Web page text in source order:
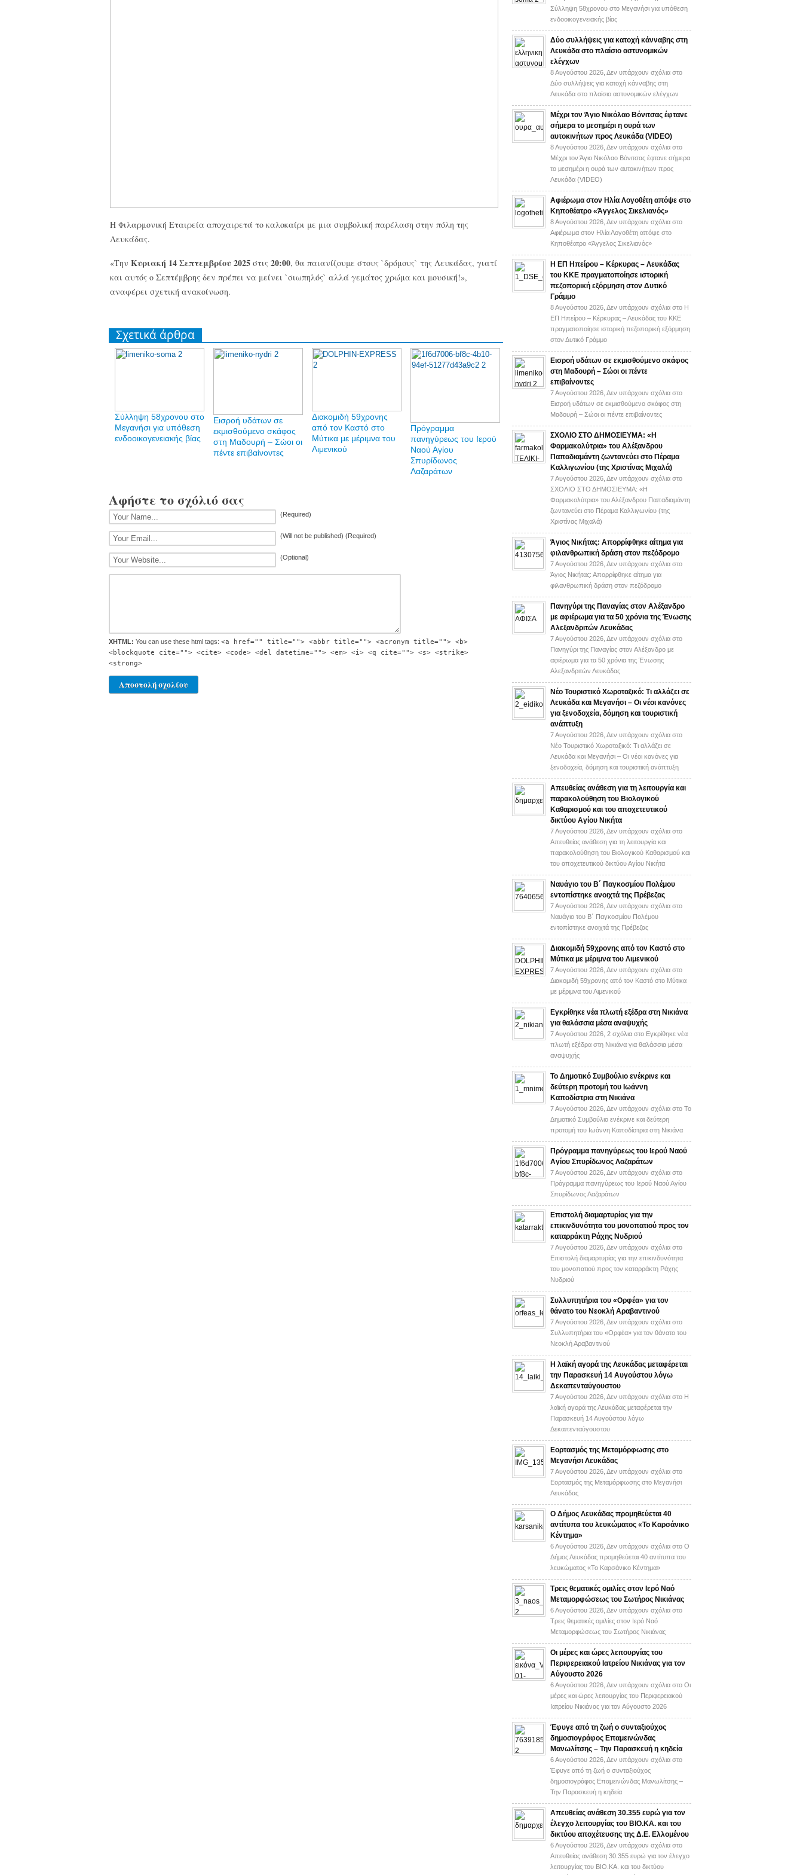
Η Φιλαρμονική Εταιρεία αποχαιρετά το καλοκαίρι με μια συμβολική παρέλαση στην πόλη της
Λευκάδας.
«Την Κυριακή 14 Σεπτεμβρίου 2025 στις 20:00, θα παιανίζουμε στους `δρόμους` της Λευκάδας, γιατί
και αυτός ο Σεπτέμβρης δεν πρέπει να μείνει `σιωπηλός` αλλά γεμάτος χρώμα και μουσική!»,
αναφέρει σχετική ανακοίνωση.
Σχετικά άρθρα
Σύλληψη 58χρονου στο
Μεγανήσι για υπόθεση
ενδοοικογενειακής βίας
Εισροή υδάτων σε
εκμισθούμενο σκάφος
στη Μαδουρή – Σώοι οι
πέντε επιβαίνοντες
Διακομιδή 59χρονης
από τον Καστό στο
Μύτικα με μέριμνα του
Λιμενικού
Πρόγραμμα
πανηγύρεως του Ιερού
Ναού Αγίου
Σπυρίδωνος
Λαζαράτων
Αφήστε το σχόλιό σας
(Required)
(Will not be published) (Required)
(Optional)
XHTML: You can use these html tags: <a href="" title=""> <abbr title=""> <acronym title=""> <b>
<blockquote cite=""> <cite> <code> <del datetime=""> <em> <i> <q cite=""> <s> <strike>
<strong>
Σύλληψη 58χρονου στο Μεγανήσι για υπόθεση
ενδοοικογενειακής βίας
Δύο συλλήψεις για κατοχή κάνναβης στη
Λευκάδα στο πλαίσιο αστυνομικών
ελέγχων
8 Αυγούστου 2026, Δεν υπάρχουν σχόλια στο
Δύο συλλήψεις για κατοχή κάνναβης στη
Λευκάδα στο πλαίσιο αστυνομικών ελέγχων
Mέχρι τον Άγιο Νικόλαο Βόνιτσας έφτανε
σήμερα το μεσημέρι η ουρά των
αυτοκινήτων προς Λευκάδα (VIDEO)
8 Αυγούστου 2026, Δεν υπάρχουν σχόλια στο
Mέχρι τον Άγιο Νικόλαο Βόνιτσας έφτανε σήμερα
το μεσημέρι η ουρά των αυτοκινήτων προς
Λευκάδα (VIDEO)
Αφιέρωμα στον Ηλία Λογοθέτη απόψε στο
Κηποθέατρο «Άγγελος Σικελιανός»
8 Αυγούστου 2026, Δεν υπάρχουν σχόλια στο
Αφιέρωμα στον Ηλία Λογοθέτη απόψε στο
Κηποθέατρο «Άγγελος Σικελιανός»
Η ΕΠ Ηπείρου – Κέρκυρας – Λευκάδας
του ΚΚΕ πραγματοποίησε ιστορική
πεζοπορική εξόρμηση στον Δυτικό
Γράμμο
8 Αυγούστου 2026, Δεν υπάρχουν σχόλια στο Η
ΕΠ Ηπείρου – Κέρκυρας – Λευκάδας του ΚΚΕ
πραγματοποίησε ιστορική πεζοπορική εξόρμηση
στον Δυτικό Γράμμο
Εισροή υδάτων σε εκμισθούμενο σκάφος
στη Μαδουρή – Σώοι οι πέντε
επιβαίνοντες
7 Αυγούστου 2026, Δεν υπάρχουν σχόλια στο
Εισροή υδάτων σε εκμισθούμενο σκάφος στη
Μαδουρή – Σώοι οι πέντε επιβαίνοντες
ΣΧΟΛΙΟ ΣΤΟ ΔΗΜΟΣΙΕΥΜΑ: «Η
Φαρμακολύτρια» του Αλέξανδρου
Παπαδιαμάντη ζωντανεύει στο Πέραμα
Καλλιγωνίου (της Χριστίνας Μιχαλά)
7 Αυγούστου 2026, Δεν υπάρχουν σχόλια στο
ΣΧΟΛΙΟ ΣΤΟ ΔΗΜΟΣΙΕΥΜΑ: «Η
Φαρμακολύτρια» του Αλέξανδρου Παπαδιαμάντη
ζωντανεύει στο Πέραμα Καλλιγωνίου (της
Χριστίνας Μιχαλά)
Άγιος Νικήτας: Απορρίφθηκε αίτημα για
φιλανθρωπική δράση στον πεζόδρομο
7 Αυγούστου 2026, Δεν υπάρχουν σχόλια στο
Άγιος Νικήτας: Απορρίφθηκε αίτημα για
φιλανθρωπική δράση στον πεζόδρομο
Πανηγύρι της Παναγίας στον Αλέξανδρο
με αφιέρωμα για τα 50 χρόνια της Ένωσης
Αλεξανδριτών Λευκάδας
7 Αυγούστου 2026, Δεν υπάρχουν σχόλια στο
Πανηγύρι της Παναγίας στον Αλέξανδρο με
αφιέρωμα για τα 50 χρόνια της Ένωσης
Αλεξανδριτών Λευκάδας
Νέο Τουριστικό Χωροταξικό: Τι αλλάζει σε
Λευκάδα και Μεγανήσι – Οι νέοι κανόνες
για ξενοδοχεία, δόμηση και τουριστική
ανάπτυξη
7 Αυγούστου 2026, Δεν υπάρχουν σχόλια στο
Νέο Τουριστικό Χωροταξικό: Τι αλλάζει σε
Λευκάδα και Μεγανήσι – Οι νέοι κανόνες για
ξενοδοχεία, δόμηση και τουριστική ανάπτυξη
Απευθείας ανάθεση για τη λειτουργία και
παρακολούθηση του Βιολογικού
Καθαρισμού και του αποχετευτικού
δικτύου Αγίου Νικήτα
7 Αυγούστου 2026, Δεν υπάρχουν σχόλια στο
Απευθείας ανάθεση για τη λειτουργία και
παρακολούθηση του Βιολογικού Καθαρισμού και
του αποχετευτικού δικτύου Αγίου Νικήτα
Ναυάγιο του Β΄ Παγκοσμίου Πολέμου
εντοπίστηκε ανοιχτά της Πρέβεζας
7 Αυγούστου 2026, Δεν υπάρχουν σχόλια στο
Ναυάγιο του Β΄ Παγκοσμίου Πολέμου
εντοπίστηκε ανοιχτά της Πρέβεζας
Διακομιδή 59χρονης από τον Καστό στο
Μύτικα με μέριμνα του Λιμενικού
7 Αυγούστου 2026, Δεν υπάρχουν σχόλια στο
Διακομιδή 59χρονης από τον Καστό στο Μύτικα
με μέριμνα του Λιμενικού
Εγκρίθηκε νέα πλωτή εξέδρα στη Νικιάνα
για θαλάσσια μέσα αναψυχής
7 Αυγούστου 2026, 2 σχόλια στο Εγκρίθηκε νέα
πλωτή εξέδρα στη Νικιάνα για θαλάσσια μέσα
αναψυχής
Το Δημοτικό Συμβούλιο ενέκρινε και
δεύτερη προτομή του Ιωάννη
Καποδίστρια στη Νικιάνα
7 Αυγούστου 2026, Δεν υπάρχουν σχόλια στο Το
Δημοτικό Συμβούλιο ενέκρινε και δεύτερη
προτομή του Ιωάννη Καποδίστρια στη Νικιάνα
Πρόγραμμα πανηγύρεως του Ιερού Ναού
Αγίου Σπυρίδωνος Λαζαράτων
7 Αυγούστου 2026, Δεν υπάρχουν σχόλια στο
Πρόγραμμα πανηγύρεως του Ιερού Ναού Αγίου
Σπυρίδωνος Λαζαράτων
Επιστολή διαμαρτυρίας για την
επικινδυνότητα του μονοπατιού προς τον
καταρράκτη Ράχης Νυδριού
7 Αυγούστου 2026, Δεν υπάρχουν σχόλια στο
Επιστολή διαμαρτυρίας για την επικινδυνότητα
του μονοπατιού προς τον καταρράκτη Ράχης
Νυδριού
Συλλυπητήρια του «Ορφέα» για τον
θάνατο του Νεοκλή Αραβαντινού
7 Αυγούστου 2026, Δεν υπάρχουν σχόλια στο
Συλλυπητήρια του «Ορφέα» για τον θάνατο του
Νεοκλή Αραβαντινού
Η λαϊκή αγορά της Λευκάδας μεταφέρεται
την Παρασκευή 14 Αυγούστου λόγω
Δεκαπενταύγουστου
7 Αυγούστου 2026, Δεν υπάρχουν σχόλια στο Η
λαϊκή αγορά της Λευκάδας μεταφέρεται την
Παρασκευή 14 Αυγούστου λόγω
Δεκαπενταύγουστου
Εορτασμός της Μεταμόρφωσης στο
Μεγανήσι Λευκάδας
7 Αυγούστου 2026, Δεν υπάρχουν σχόλια στο
Εορτασμός της Μεταμόρφωσης στο Μεγανήσι
Λευκάδας
Ο Δήμος Λευκάδας προμηθεύεται 40
αντίτυπα του λευκώματος «Το Καρσάνικο
Κέντημα»
6 Αυγούστου 2026, Δεν υπάρχουν σχόλια στο Ο
Δήμος Λευκάδας προμηθεύεται 40 αντίτυπα του
λευκώματος «Το Καρσάνικο Κέντημα»
Τρεις θεματικές ομιλίες στον Ιερό Ναό
Μεταμορφώσεως του Σωτήρος Νικιάνας
6 Αυγούστου 2026, Δεν υπάρχουν σχόλια στο
Τρεις θεματικές ομιλίες στον Ιερό Ναό
Μεταμορφώσεως του Σωτήρος Νικιάνας
Οι μέρες και ώρες λειτουργίας του
Περιφερειακού Ιατρείου Νικιάνας για τον
Αύγουστο 2026
6 Αυγούστου 2026, Δεν υπάρχουν σχόλια στο Οι
μέρες και ώρες λειτουργίας του Περιφερειακού
Ιατρείου Νικιάνας για τον Αύγουστο 2026
Έφυγε από τη ζωή ο συνταξιούχος
δημοσιογράφος Επαμεινώνδας
Μανωλίτσης – Την Παρασκευή η κηδεία
6 Αυγούστου 2026, Δεν υπάρχουν σχόλια στο
Έφυγε από τη ζωή ο συνταξιούχος
δημοσιογράφος Επαμεινώνδας Μανωλίτσης –
Την Παρασκευή η κηδεία
Απευθείας ανάθεση 30.355 ευρώ για τον
έλεγχο λειτουργίας του ΒΙΟ.ΚΑ. και του
δικτύου αποχέτευσης της Δ.Ε. Ελλομένου
6 Αυγούστου 2026, Δεν υπάρχουν σχόλια στο
Απευθείας ανάθεση 30.355 ευρώ για τον έλεγχο
λειτουργίας του ΒΙΟ.ΚΑ. και του δικτύου